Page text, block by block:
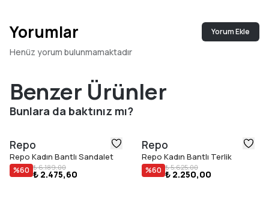
Yorumlar Yorum Ekle
Henüz yorum bulunmamaktadır
Benzer Ürünler
Bunlara da baktınız mı?
Repo
Repo Kadın Bantlı Sandalet
%60 ₺ 6.189,00
₺ 2.475,60
Repo
Repo Kadın Bantlı Terlik
%60 ₺ 5.625,00
₺ 2.250,00